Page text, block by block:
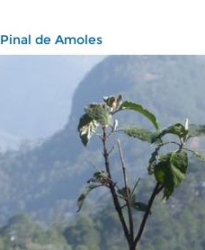
Pinal de Amoles